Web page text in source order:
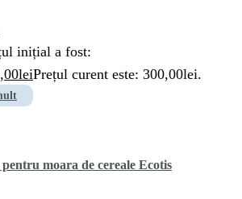
inițial a fost:
leiPrețul curent este: 300,00lei.
moara de cereale Ecotis